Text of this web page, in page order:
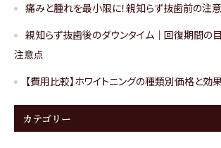
痛みと腫れを最小限に！親知らず抜歯前の注
親知らず抜歯後のダウンタイム｜回復期間の
注意点
【費用比較】ホワイトニングの種類別価格と効
カテゴリー